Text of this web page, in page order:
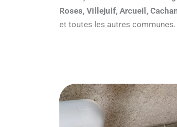
Roses, Villejuif, Arcueil,
et toutes les autres communes.